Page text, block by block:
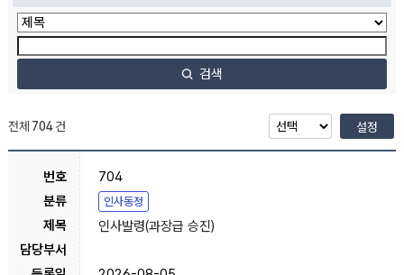
검색
전체 704건 설정
704
인사동정
인사발령(과장급 승진)